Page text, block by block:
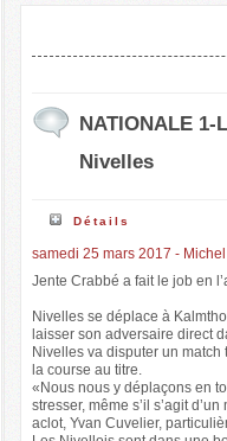
NATIONALE
Nivelles
Détails
samedi 25 mars 2017 -
Jente Crabbé a fait le job en
Nivelles se déplace à
laisser son adversaire direct
Nivelles va disputer un
la course au titre.
«Nous nous y déplaçons en
stresser, même s’il s’agit
aclot, Yvan Cuvelier,